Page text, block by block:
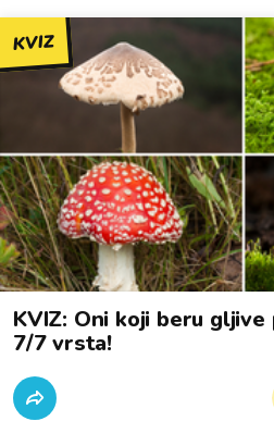
KVIZ
KVIZ: Oni koji beru
7/7 vrsta!